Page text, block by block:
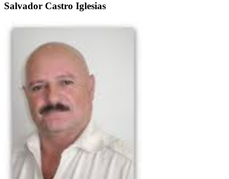
Salvador Castro Iglesias